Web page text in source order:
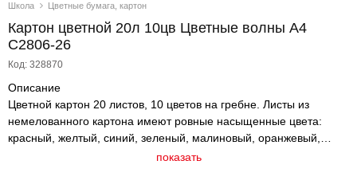
Школа Цветные бумага, картон
Картон цветной 20л 10цв Цветные волны А4
С2806-26
Код: 328870
Описание
Цветной картон 20 листов, 10 цветов на гребне. Листы из
немелованного картона имеют ровные насыщенные цвета:
красный, желтый, синий, зеленый, малиновый, оранжевый,
коричневый, черный, белый, фиолетовый. Цветной картон
показать